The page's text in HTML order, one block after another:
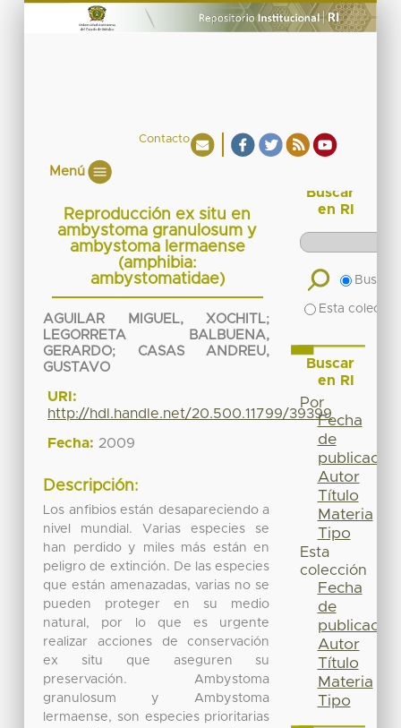
Contacto
Menú
Reproducción ex situ en
ambystoma granulosum y
ambystoma lermaense
(amphibia:
ambystomatidae)
AGUILAR MIGUEL, XOCHITL;
LEGORRETA BALBUENA,
GERARDO; CASAS ANDREU,
GUSTAVO
URI:
http://hdl.handle.net/20.500.11799/39399
Fecha: 2009
Descripción:
Los anfibios están desapareciendo a
nivel mundial. Varias especies se
han perdido y miles más están en
peligro de extinción. De las especies
que están amenazadas, varias no se
pueden proteger en su medio
natural, por lo que es urgente
realizar acciones de conservación
ex situ que aseguren su
preservación. Ambystoma
granulosum y Ambystoma
lermaense, son especies prioritarias
Buscar
en RI
Buscar
Esta
Buscar
en RI
Por
Fecha
de
publicación
Autor
Título
Materia
Tipo
Esta
colección
Fecha
de
publicación
Autor
Título
Materia
Tipo